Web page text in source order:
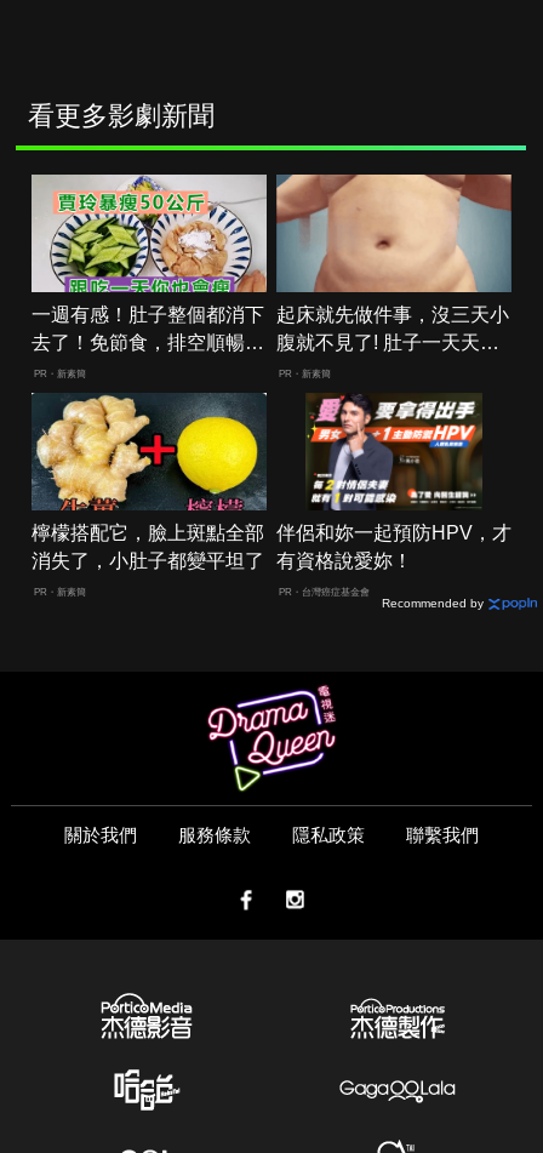
看更多影劇新聞
一週有感！肚子整個都消下
去了！免節食，排空順暢就
夠
PR・新素簡
起床就先做件事，沒三天小
腹就不見了! 肚子一天天變
小！
PR・新素簡
檸檬搭配它，臉上斑點全部
消失了，小肚子都變平坦了
PR・新素簡
伴侶和妳一起預防HPV，才
有資格說愛妳！
PR・台灣癌症基金會
Recommended by
關於我們 服務條款 隱私政策 聯繫我們